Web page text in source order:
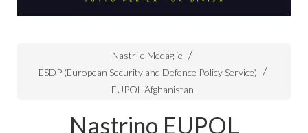
Nastri e Medaglie
ESDP (European Security and Defence Policy Service)
EUPOL Afghanistan
Nastrino EUPOL